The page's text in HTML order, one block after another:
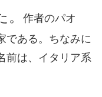
作者のパオ
である。ちなみに
前は、イタリア系